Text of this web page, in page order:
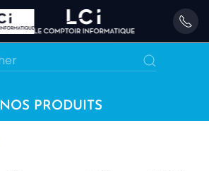
NOS PRODUITS